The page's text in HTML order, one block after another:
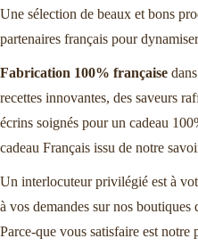
Une sélection de beaux et bons
partenaires français pour
Fabrication 100% française
recettes innovantes, des saveurs
écrins soignés pour un cadeau
cadeau Français issu de notre
Un interlocuteur privilégié est à
à vos demandes sur nos
Parce-que vous satisfaire est